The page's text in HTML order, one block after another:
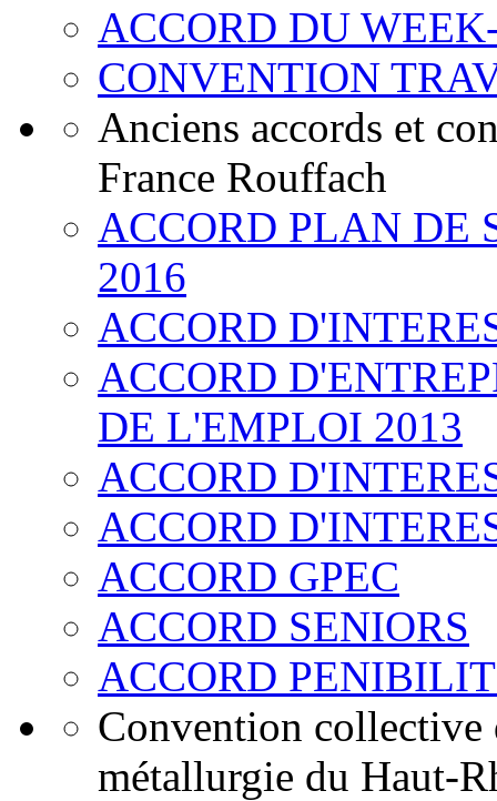
ACCORD DU
CONVENTION
Anciens accords et
France Rouffach
ACCORD PLAN DE
2016
ACCORD
ACCORD
DE L'EMPLOI 2013
ACCORD
ACCORD
ACCORD GPEC
ACCORD SENIORS
ACCORD
Convention collective
métallurgie du Haut-